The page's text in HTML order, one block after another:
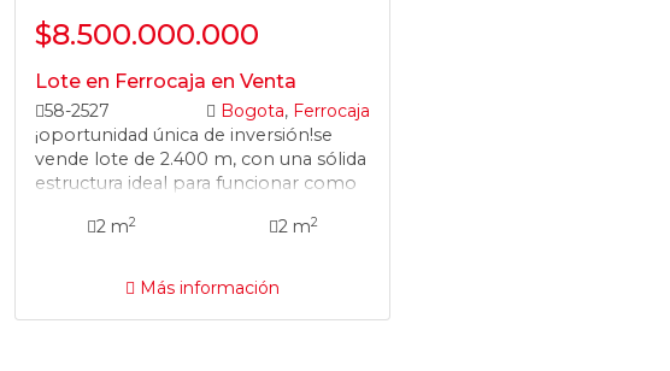
$8.500.000.000
Lote en Ferrocaja en Venta
58-2527 Bogota, Ferrocaja
¡oportunidad única de inversión!se
vende lote de 2.400 m, con una sólida
estructura ideal para funcionar como
similar. además, cuenta con potencial
de vivienda multifamiliar, ya que está
pisos de altura.ubicado en una zona
2 m2 2 m2
Más información